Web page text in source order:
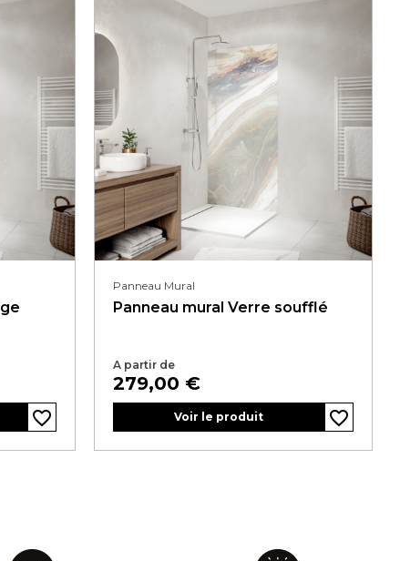
favorite_border
favorite_border
Panneau Mural
Panneau mural Verre soufflé
A partir de
Prix
279,00 €
Voir le produit favorite_border
favorite_border